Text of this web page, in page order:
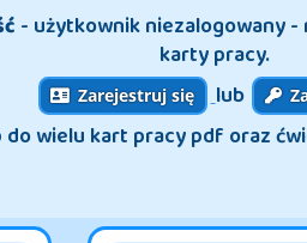
- użytkownik niezalogowany
karty pracy.
Zarejestruj się lub
wielu kart pracy pdf oraz